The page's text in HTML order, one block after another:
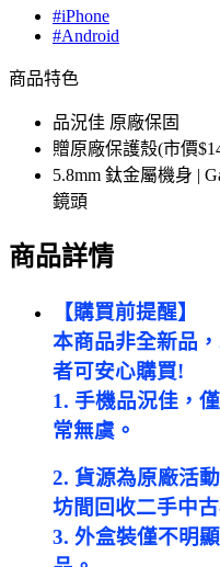
#iPhone
#Android
商品特色
品況佳 原廠保固
贈原廠保護殼(市價
5.8mm 鈦金屬機身 |
鏡頭
商品詳情
【購買前提醒】
本商品非全新品
者可安心購買!
1. 手機品況佳，
常無虞。
2. 貨源為原廠活
坊間回收二手中古
3. 外盒裝僅不明